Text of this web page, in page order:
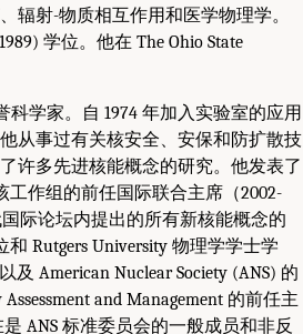
辐射-物质相互作用和医学物理学。
学位。他在 The Ohio State
科学家。自 1974 年加入实验室的应用
从事过有关核安全、安保和防扩散技
许多先进核能概念的研究。他发表了
工作组的前任国际联合主席（2002-
际论坛内提出的所有新核能概念的
Rutgers University 物理学学士学
American Nuclear Society (ANS) 的
and Management 的前任主
ANS 标准委员会的一般成员和非反